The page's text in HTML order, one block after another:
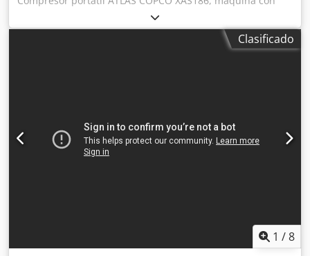
enfriador final tras servicio completo. Datos técnicos:
capacidad: 11,10 m3/min; presión de trabajo: 7 bar; año de
fabricación: 2014 Dodpfx Aisyfnwgs Reck motor DEUTZ
Clasificado
1 /8